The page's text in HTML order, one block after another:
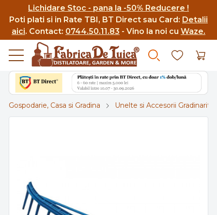
Lichidare Stoc - pana la -50% Reducere !
Poti plati si in Rate TBI, BT Direct sau Card: Detalii
aici. Contact: 0744.50.11.83 - Vino la noi cu Waze.
Gospodarie, Casa si Gradina Unelte si Accesorii Gradinarit